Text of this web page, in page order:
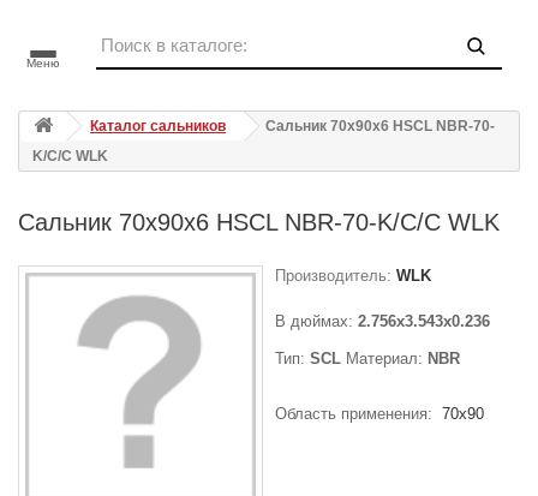
Меню
Каталог сальников
Сальник 70x90x6 HSCL NBR-70-
K/C/C WLK
Сальник 70x90x6 HSCL NBR-70-K/C/C WLK
Производитель: WLK
В дюймах: 2.756x3.543x0.236
Тип: SCL Материал: NBR
Область применения: 70x90